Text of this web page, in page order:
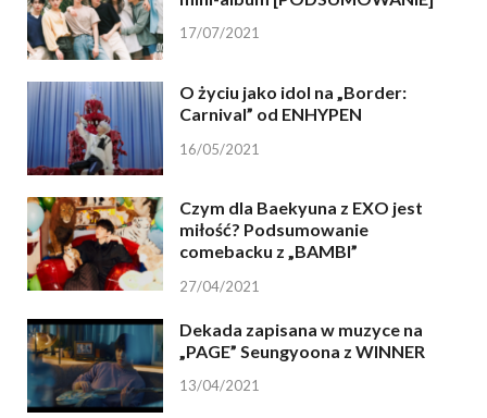
17/07/2021
O życiu jako idol na „Border:
Carnival” od ENHYPEN
16/05/2021
Czym dla Baekyuna z EXO jest
miłość? Podsumowanie
comebacku z „BAMBI”
27/04/2021
Dekada zapisana w muzyce na
„PAGE” Seungyoona z WINNER
13/04/2021